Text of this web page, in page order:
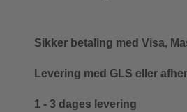
Sikker betaling med Visa,
Levering med GLS eller
1 - 3 dages levering